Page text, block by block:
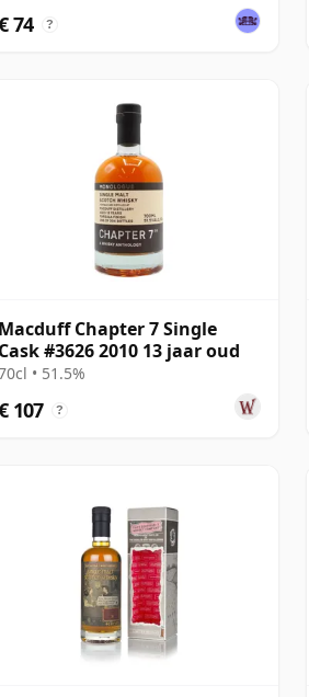
74 ?
Macduff Chapter 7 Single
Cask #3626 2010 13 jaar oud
• 51.5%
107 ?